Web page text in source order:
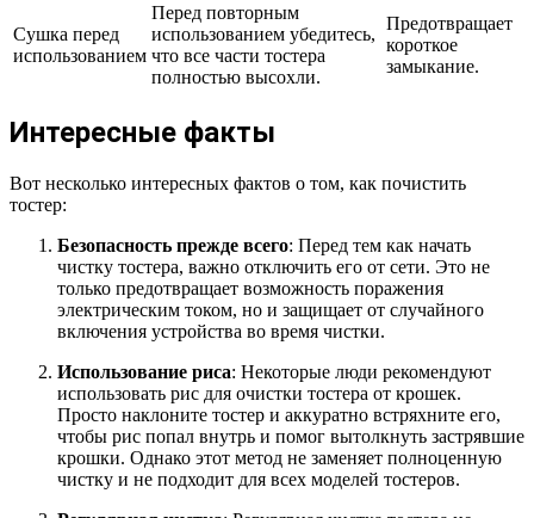
Сушка перед
использованием
Перед повторным
использованием убедитесь,
что все части тостера
полностью высохли.
Предотвращает
короткое
замыкание.
Интересные факты
Вот несколько интересных фактов о том, как почистить
тостер:
Безопасность прежде всего: Перед тем как начать
чистку тостера, важно отключить его от сети. Это не
только предотвращает возможность поражения
электрическим током, но и защищает от случайного
включения устройства во время чистки.
Использование риса: Некоторые люди рекомендуют
использовать рис для очистки тостера от крошек.
Просто наклоните тостер и аккуратно встряхните его,
чтобы рис попал внутрь и помог вытолкнуть застрявшие
крошки. Однако этот метод не заменяет полноценную
чистку и не подходит для всех моделей тостеров.